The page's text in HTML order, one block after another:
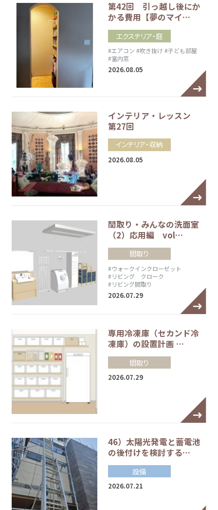
第42回 引っ越し後にか
かる費用【夢のマイ…
エクステリア・庭
#エアコン #吹き抜け #子ども部屋
#室内窓
2026.08.05
インテリア・レッスン
第27回
インテリア・収納
2026.08.05
間取り・みんなの洗面室
（2）応用編 vol…
間取り
#ウォークインクローゼット
#リビング クローク
#リビング間取り
2026.07.29
専用冷凍庫（セカンド冷
凍庫）の設置計画 …
間取り
2026.07.29
46）太陽光発電と蓄電池
の後付けを検討する…
設備
2026.07.21